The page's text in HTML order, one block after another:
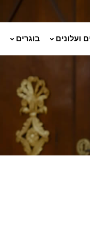
ועלונים בוגרים